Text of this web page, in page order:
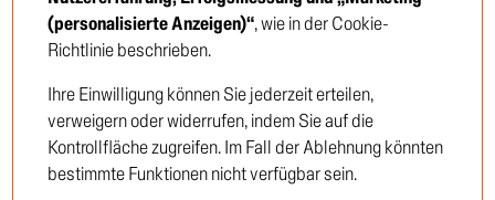
Um die Preise zu sehen,
müssen Sie sich anmelden oder
Einloggen
Neukunde
(personalisierte Anzeigen)“, wie in der Cookie-
Richtlinie beschrieben.
Ihre Einwilligung können Sie jederzeit erteilen,
verweigern oder widerrufen, indem Sie auf die
Kontrollfläche zugreifen. Im Fall der Ablehnung könnten
bestimmte Funktionen nicht verfügbar sein.